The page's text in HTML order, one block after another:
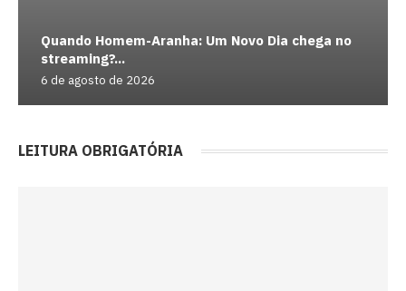
Quando Homem-Aranha: Um Novo Dia chega no
streaming?...
6 de agosto de 2026
LEITURA OBRIGATÓRIA